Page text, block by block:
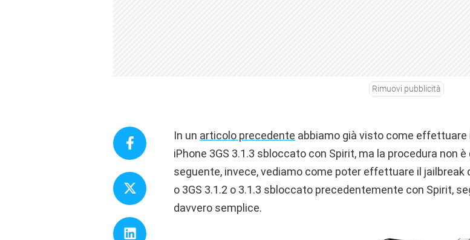
Rimuovi pubblicità
In un articolo precedente abbiamo già visto come effettuare
iPhone 3GS 3.1.3 sbloccato con Spirit, ma la procedura non
seguente, invece, vediamo come poter effettuare il jailbreak
o 3GS 3.1.2 o 3.1.3 sbloccato precedentemente con Spirit,
davvero semplice.